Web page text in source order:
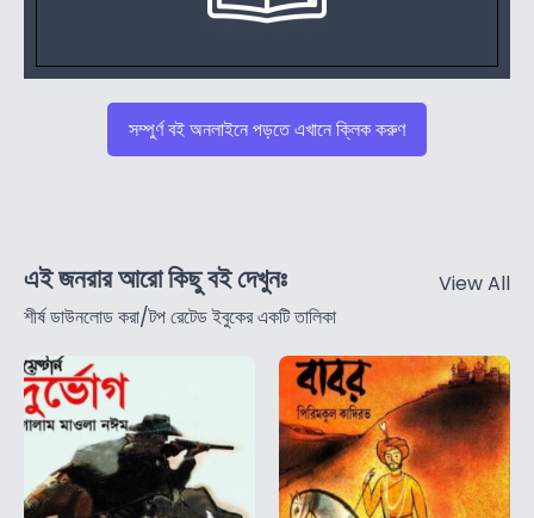
সম্পুর্ণ বই অনলাইনে পড়তে এখানে ক্লিক করুণ
এই জনরার আরো কিছু বই দেখুনঃ
শীর্ষ ডাউনলোড করা/টপ রেটেড ইবুকের একটি তালিকা
View All